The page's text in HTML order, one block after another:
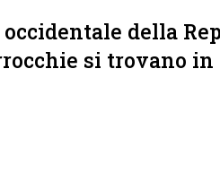
della
si trovano